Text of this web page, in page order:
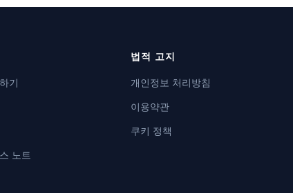
기
노트
법적 고지
개인정보 처리방침
이용약관
쿠키 정책